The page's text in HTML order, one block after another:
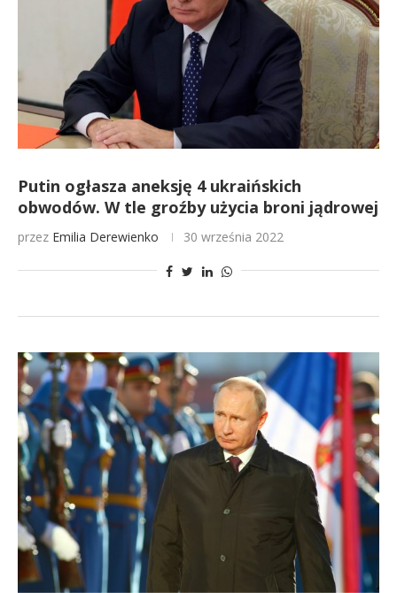
Putin ogłasza aneksję 4 ukraińskich
obwodów. W tle groźby użycia broni jądrowej
przez Emilia Derewienko 30 września 2022